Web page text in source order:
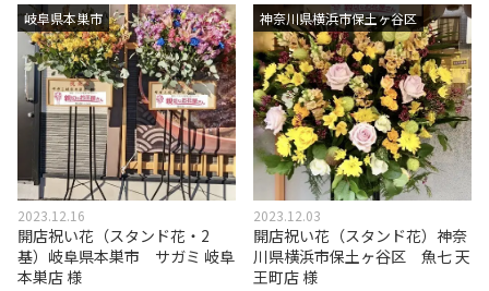
岐阜県本巣市
2023.12.16
開店祝い花（スタンド花・2
基）岐阜県本巣市 サガミ 岐阜
本巣店 様
神奈川県横浜市保土ヶ谷区
2023.12.03
開店祝い花（スタンド花）神奈
川県横浜市保土ヶ谷区 魚七 天
王町店 様